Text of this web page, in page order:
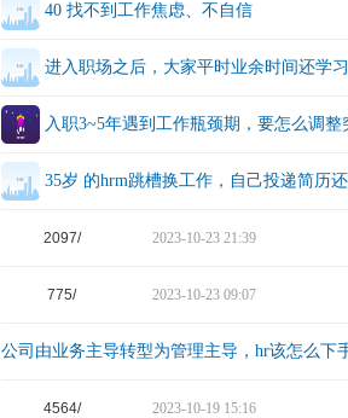
40 找不到工作焦虑、不自信
进入职场之后，大家平时业余时间还学
入职3~5年遇到工作瓶颈期，要怎么调整
35岁 的hrm跳槽换工作，自己投递简历
2097/ 2023-10-23 21:39
775/ 2023-10-23 09:07
公司由业务主导转型为管理主导，hr该怎么下
4564/ 2023-10-19 15:16